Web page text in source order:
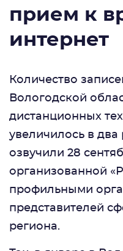
прием к
интернет
Количество
Вологодской
дистанционных
увеличилось в два
озвучили 28
организованной
профильными
представителей
региона.